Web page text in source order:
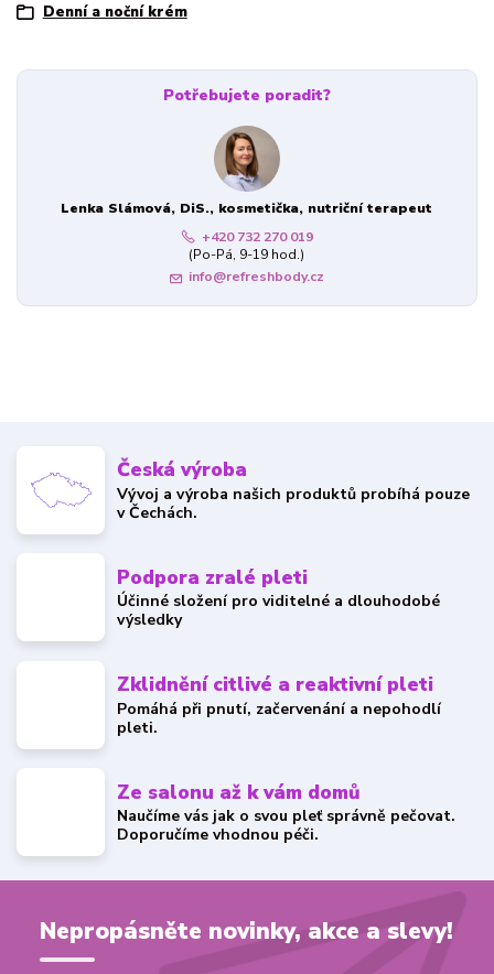
Denní a noční krém
Potřebujete poradit?
Lenka Slámová, DiS., kosmetička, nutriční terapeut
+420 732 270 019
(Po-Pá, 9-19 hod.)
info@refreshbody.cz
Česká výroba
Vývoj a výroba našich produktů probíhá pouze
v Čechách.
Podpora zralé pleti
Účinné složení pro viditelné a dlouhodobé
výsledky
Zklidnění citlivé a reaktivní pleti
Pomáhá při pnutí, začervenání a nepohodlí
pleti.
Ze salonu až k vám domů
Naučíme vás jak o svou pleť správně pečovat.
Doporučíme vhodnou péči.
Nepropásněte novinky, akce a slevy!